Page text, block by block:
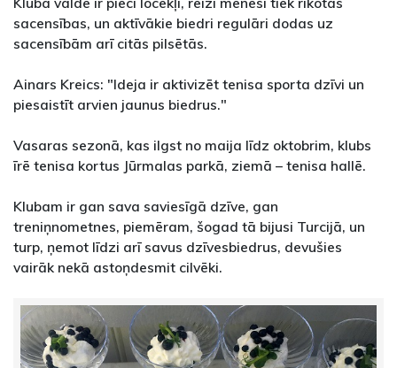
sacensības, un aktīvākie biedri regulāri dodas uz
sacensībām arī citās pilsētās.
Ainars Kreics: "Ideja ir aktivizēt tenisa sporta dzīvi un
piesaistīt arvien jaunus biedrus."
Vasaras sezonā, kas ilgst no maija līdz oktobrim, klubs
īrē tenisa kortus Jūrmalas parkā, ziemā – tenisa hallē.
Klubam ir gan sava saviesīgā dzīve, gan
treniņnometnes, piemēram, šogad tā bijusi Turcijā, un
turp, ņemot līdzi arī savus dzīvesbiedrus, devušies
vairāk nekā astoņdesmit cilvēki.